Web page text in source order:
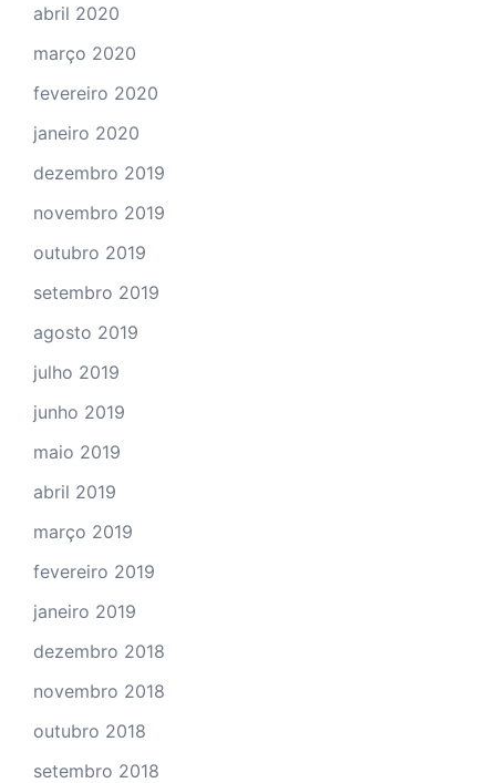
abril 2020
março 2020
fevereiro 2020
janeiro 2020
dezembro 2019
novembro 2019
outubro 2019
setembro 2019
agosto 2019
julho 2019
junho 2019
maio 2019
abril 2019
março 2019
fevereiro 2019
janeiro 2019
dezembro 2018
novembro 2018
outubro 2018
setembro 2018